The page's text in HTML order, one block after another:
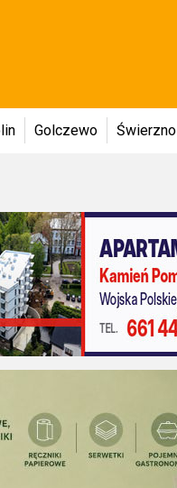
Golczewo Świerzno